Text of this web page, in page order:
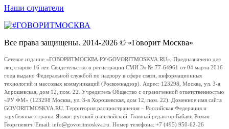
Наши слушатели
Все права защищены. 2014-2026 © «Говорит Москва»
Сетевое издание «ГОВОРИТМОСКВА.РУ/GOVORITMOSKVA.RU». Предназначено для
лиц старше 16 лет. Свидетельство о регистрации СМИ Эл № 77-64961 от 04 марта 2016
года выдано Федеральной службой по надзору в сфере связи, информационных
технологий и массовых коммуникаций (Роскомнадзор). Адрес: 123298, Москва, ул. 3-я
Хорошевская, дом 12, пом. 22. Учредитель Общество с ограниченной ответственностью
«РУ ФМ» (123298 Москва, ул. 3-я Хорошевская, дом 12, пом. 22). Доменное имя сайта
GOVORITMOSKVA.RU. Территория распространения – Российская Федерация и
зарубежные страны. Языки: русский и английский. Главный редактор Бабаян Роман
Георгиевич. Email: info@govoritmoskva.ru. Номер телефона: +7 (495) 950-62-26